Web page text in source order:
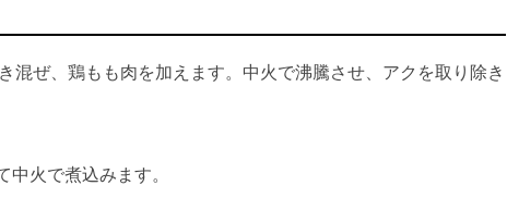
混ぜ、鶏もも肉を加えます。中火で沸騰させ、アクを取り除き
中火で煮込みます。